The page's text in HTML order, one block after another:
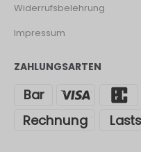
Widerrufsbelehrung
Impressum
ZAHLUNGSARTEN